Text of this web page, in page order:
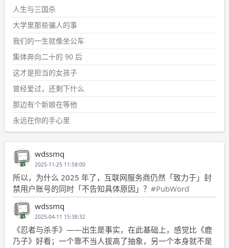
人生与三国杀
大学里那些骗人的事
我们的一生就像坐公车
集体奔向二十的 90 后
这才是担当的女孩子
曾经爱过，还剩下什么
那边有个新娘在等他
永远在你的手心里
wdssmq
2025-11-25 11:58:00
所以，为什么 2025 年了，互联网服务商仍然「致力于」封
禁用户账号的同时「不告知具体原因」？ #PubWord
wdssmq
2025-04-11 15:38:32
《忍者与杀手》——出生是事实，在此基础上，感觉比《鹿
乃子》好看；一个靠不当人拔高了抽象，另一个本身就不是